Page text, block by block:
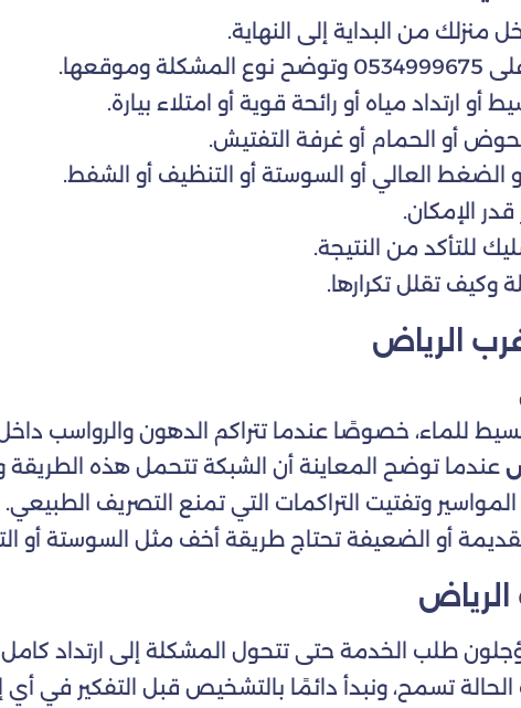
من البداية إلى النهاية.
أو ارتداد مياه أو رائحة قوية أو امتلاء بيارة.
أو الحمام أو غرفة التفتيش.
العالي أو السوستة أو التنظيف أو الشفط.
الإمكان.
للتأكد من النتيجة.
تقلل تكرارها.
الرياض
للماء، خصوصًا عندما تتراكم الدهون والرواسب
عندما توضح المعاينة أن الشبكة تتحمل هذه الطريقة
وتفتيت التراكمات التي تمنع التصريف
أو الضعيفة تحتاج طريقة أخف مثل السوستة
طلب الخدمة حتى تتحول المشكلة إلى ارتداد
تسمح، ونبدأ دائمًا بالتشخيص قبل التفكير في أي